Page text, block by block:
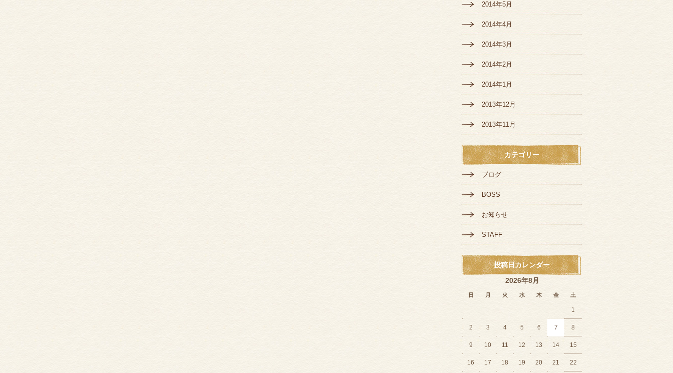
2014年5月
2014年4月
2014年3月
2014年2月
2014年1月
2013年12月
2013年11月
カテゴリー
ブログ
BOSS
お知らせ
STAFF
投稿日カレンダー
2026年8月
日 月 火 水 木 金 土
1
2 3 4 5 6 7 8
9 10 11 12 13 14 15
16 17 18 19 20 21 22